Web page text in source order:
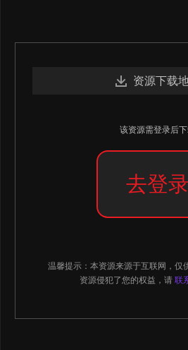
资源下载
该资源需登录后
去登录
温馨提示：本资源来源于互联网，仅
资源侵犯了您的权益，请 联